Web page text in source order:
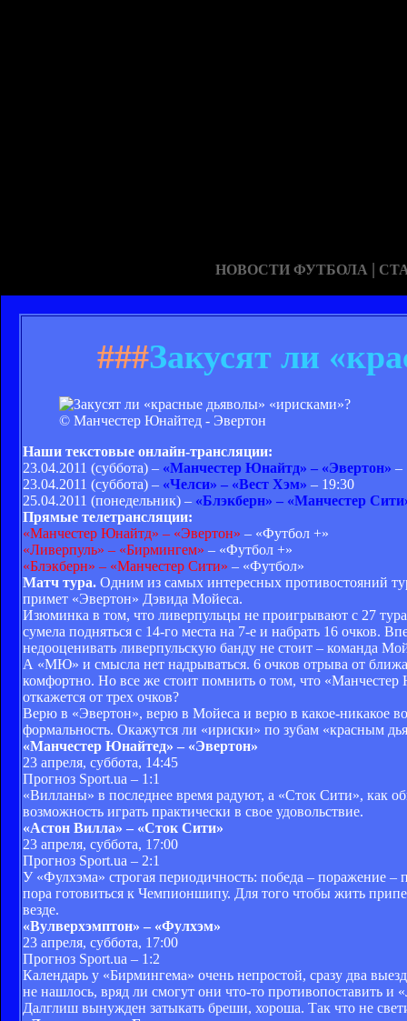
НОВОСТИ ФУТБОЛА |
###Закусят ли
© Манчестер Юнайтед - Эвертон
Наши текстовые онлайн-трансляции:
23.04.2011 (суббота) – «Манчестер Юнайтд» – «Эвертон» –
23.04.2011 (суббота) – «Челси» – «Вест Хэм» – 19:30
25.04.2011 (понедельник) – «Блэкберн» – «Манчестер
Прямые телетрансляции:
«Манчестер Юнайтд» – «Эвертон» – «Футбол +»
«Ливерпуль» – «Бирмингем» – «Футбол +»
«Блэкберн» – «Манчестер Сити» – «Футбол»
Матч тура. Одним из самых интересных противостояний
примет «Эвертон» Дэвида Мойеса.
Изюминка в том, что ливерпульцы не проигрывают с 27
сумела подняться с 14-го места на 7-е и набрать 16 очков.
недооценивать ливерпульскую банду не стоит – команда
А «МЮ» и смысла нет надрываться. 6 очков отрыва от
комфортно. Но все же стоит помнить о том, что
откажется от трех очков?
Верю в «Эвертон», верю в Мойеса и верю в какое-никакое
формальность. Окажутся ли «ириски» по зубам «красным
«Манчестер Юнайтед» – «Эвертон»
23 апреля, суббота, 14:45
Прогноз Sport.ua – 1:1
«Вилланы» в последнее время радуют, а «Сток Сити», как
возможность играть практически в свое удовольствие.
«Астон Вилла» – «Сток Сити»
23 апреля, суббота, 17:00
Прогноз Sport.ua – 2:1
У «Фулхэма» строгая периодичность: победа – поражение
пора готовиться к Чемпионшипу. Для того чтобы жить
везде.
«Вулверхэмптон» – «Фулхэм»
23 апреля, суббота, 17:00
Прогноз Sport.ua – 1:2
Календарь у «Бирмингема» очень непростой, сразу два
не нашлось, вряд ли смогут они что-то противопоставить
Далглиш вынужден затыкать бреши, хороша. Так что не